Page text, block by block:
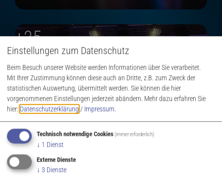
Einstellungen zum Datenschutz
Beim Besuch unserer Website werden Informationen über Sie verarbeitet.
Mit Ihrer Zustimmung können diese auch an Dritte, z.B. zum Zweck der
statistischen Auswertung, übermittelt werden. Sie können die hier
vorgenommenen Einstellungen jederzeit abändern. Mehr dazu erfahren Sie
hier: Datenschutzerklärung / Impressum.
Technisch notwendige Cookies(immer erforderlich)
↓ 1 Dienst
Externe Dienste
↓ 3 Dienste